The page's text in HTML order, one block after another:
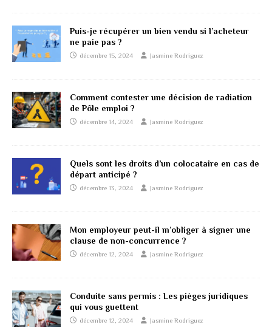
Puis-je récupérer un bien vendu si l’acheteur
ne paie pas ?
décembre 15, 2024 Jasmine Rodriguez
Comment contester une décision de radiation
de Pôle emploi ?
décembre 14, 2024 Jasmine Rodriguez
Quels sont les droits d’un colocataire en cas de
départ anticipé ?
décembre 13, 2024 Jasmine Rodriguez
Mon employeur peut-il m’obliger à signer une
clause de non-concurrence ?
décembre 12, 2024 Jasmine Rodriguez
Conduite sans permis : Les pièges juridiques
qui vous guettent
décembre 12, 2024 Jasmine Rodriguez